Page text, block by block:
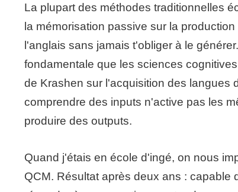
La plupart des méthodes traditionnelles
la mémorisation passive sur la
l'anglais sans jamais t'obliger à le
fondamentale que les sciences
de Krashen sur l'acquisition des langues
comprendre des inputs n'active pas les
produire des outputs.
Quand j'étais en école d'ingé, on nous
QCM. Résultat après deux ans : capable